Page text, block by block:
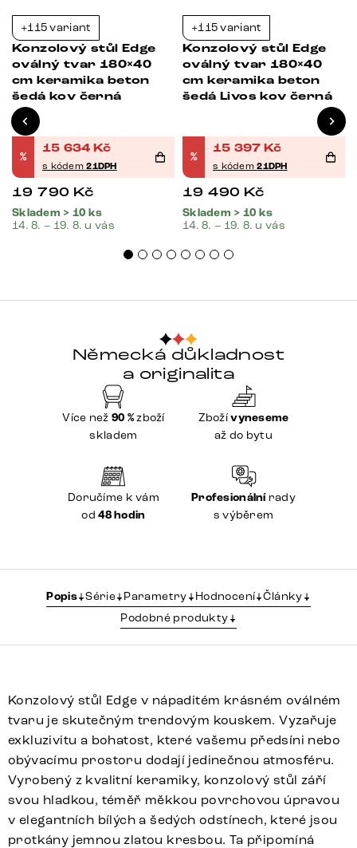
+115 variant
Konzolový stůl Edge
oválný tvar 180×40
cm keramika beton
šedá kov černá
%
15 634 Kč
s kódem21DPH
19 790 Kč
Skladem > 10 ks
14. 8. – 19. 8. u vás
+115 variant
Konzolový stůl Edge
oválný tvar 180×40
cm keramika beton
šedá Livos kov černá
%
15 397 Kč
s kódem21DPH
19 490 Kč
Skladem > 10 ks
14. 8. – 19. 8. u vás
Německá důkladnost
a originalita
Více než 90 %zboží
skladem
Zbožívyneseme
až do bytu
Doručíme k vám
od48 hodin
Profesionálnírady
s výběrem
Popis Série Parametry Hodnocení Články
Podobné produkty
Konzolový stůl Edge v nápaditém krásném oválném
tvaru je skutečným trendovým kouskem. Vyzařuje
exkluzivitu a bohatost, které vašemu předsíni nebo
obývacímu prostoru dodají jedinečnou atmosféru.
Vyrobený z kvalitní keramiky, konzolový stůl září
svou hladkou, téměř měkkou povrchovou úpravou
v elegantních bílých a šedých odstínech, které jsou
protkány jemnou zlatou kresbou. Ta připomíná